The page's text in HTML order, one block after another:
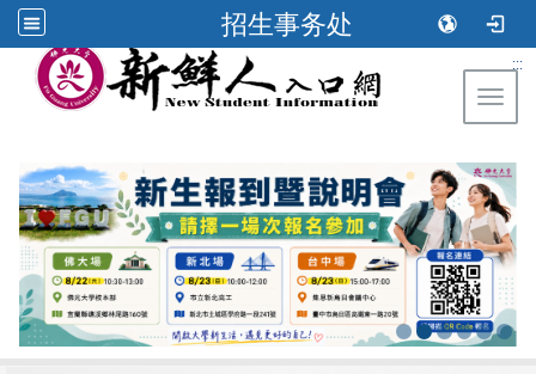
招生事务处
:::